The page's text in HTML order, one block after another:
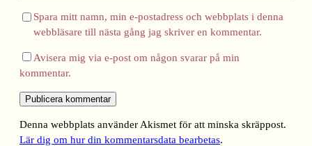
Spara mitt namn, min e-postadress och webbplats i denna
webbläsare till nästa gång jag skriver en kommentar.
Avisera mig via e-post om någon svarar på min
kommentar.
Denna webbplats använder Akismet för att minska skräppost.
Lär dig om hur din kommentarsdata bearbetas.